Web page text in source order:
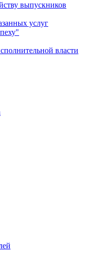
выпускников
услуг
власти